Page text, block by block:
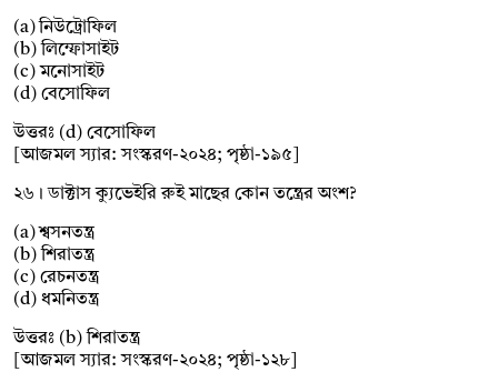
(a) নিউট্রোফিল
(b) লিম্ফোসাইট
(c) মনোসাইট
(d) বেসোফিল
উত্তরঃ (d) বেসোফিল
[আজমল স্যার: সংস্করণ-২০২৪; পৃষ্ঠা-১৯৫]
২৬। ডাক্টাস ক্যুভেইরি রুই মাছের কোন তন্ত্রের অংশ?
(a) শ্বসনতন্ত্র
(b) শিরাতন্ত্র
(c) রেচনতন্ত্র
(d) ধমনিতন্ত্র
উত্তরঃ (b) শিরাতন্ত্র
[আজমল স্যার: সংস্করণ-২০২৪; পৃষ্ঠা-১২৮]